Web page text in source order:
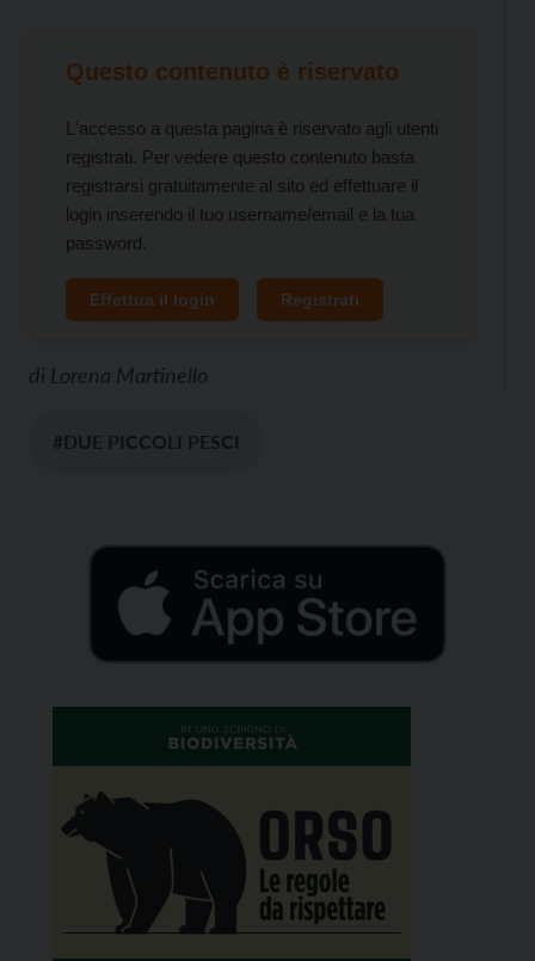
Questo contenuto è riservato
L'accesso a questa pagina è riservato agli utenti
registrati. Per vedere questo contenuto basta
registrarsi gratuitamente al sito ed effettuare il
login inserendo il tuo username/email e la tua
password.
Effettua il login Registrati
di Lorena Martinello
#DUE PICCOLI PESCI